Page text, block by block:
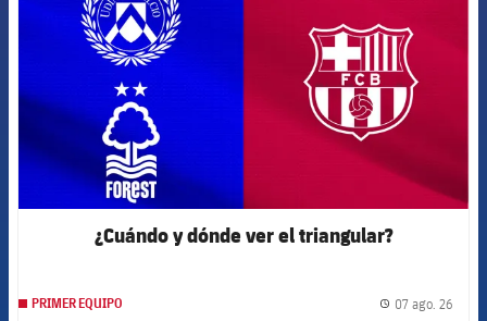
¿Cuándo y dónde ver el triangular?
PRIMER EQUIPO 07 ago. 26